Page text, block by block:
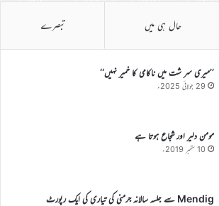
حال ہی میں تبصرے
’’میری سر شت میں ناکامی کا خمیر نہیں‘‘
29 جولائی 2025ء
مومن دلیر اور شجاع ہوتا ہے
10 ستمبر 2019ء
Mendig سے جلسہ سالانہ جرمنی کی تیاری کی ایک رپورٹ